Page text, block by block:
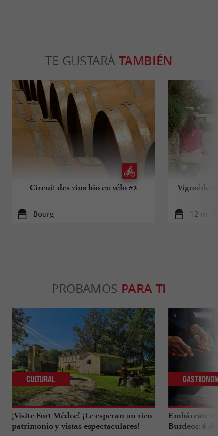
TE GUSTARÁ TAMBIÉN
Circuit des vins bio en vélo #2
Bourg
Vignoble
12 m -
PROBAMOS PARA TI
¡Visite Fort Médoc! ¡Le esperan un rico
patrimonio y vistas espectaculares!
Cultural
Embárcate
Burdeos: 6